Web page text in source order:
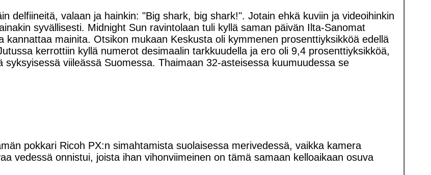
delfiineitä, valaan ja hainkin: "Big shark, big shark!". Jotain ehkä kuviin ja videoihinkin
syvällisesti. Midnight Sun ravintolaan tuli kyllä saman päivän Ilta-Sanomat
kannattaa mainita. Otsikon mukaan Keskusta oli kymmenen prosenttiyksikköä edellä
kerrottiin kyllä numerot desimaalin tarkkuudella ja ero oli 9,4 prosenttiyksikköä,
viileässä Suomessa. Thaimaan 32-asteisessa kuumuudessa se
pokkari Ricoh PX:n simahtamista suolaisessa merivedessä, vaikka kamera
vedessä onnistui, joista ihan vihonviimeinen on tämä samaan kelloaikaan osuva